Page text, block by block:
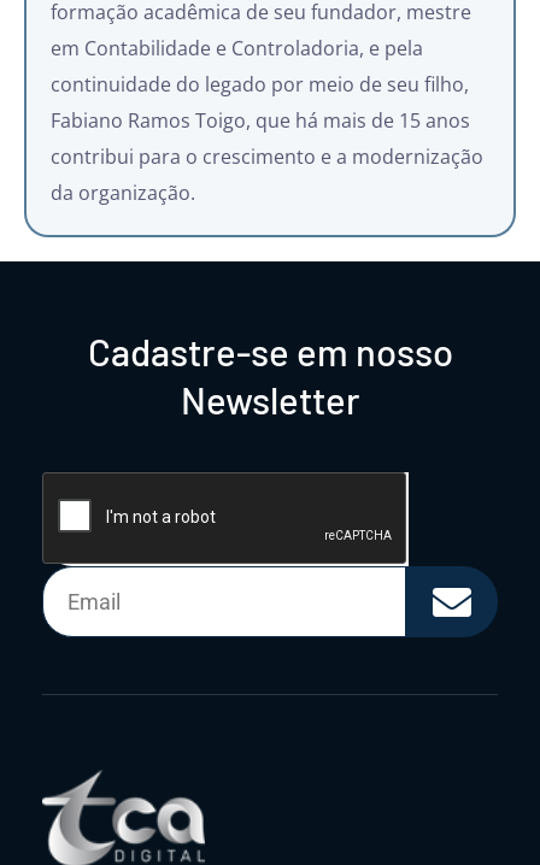
formação acadêmica de seu fundador, mestre
em Contabilidade e Controladoria, e pela
continuidade do legado por meio de seu filho,
Fabiano Ramos Toigo, que há mais de 15 anos
contribui para o crescimento e a modernização
da organização.
Cadastre-se em nosso
Newsletter